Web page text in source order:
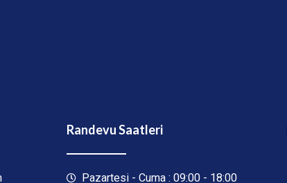
Randevu Saatleri
Pazartesi - Cuma : 09:00 - 18:00